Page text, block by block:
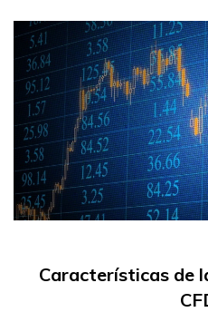
Características de